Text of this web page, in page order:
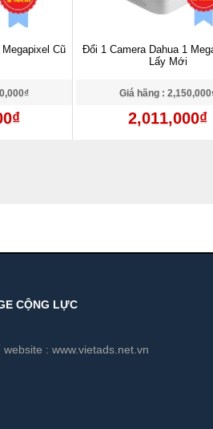
Cũ
Đổi 1 Camera Dahua 1
Lấy Mới
Giá hãng :
2,011,000₫
CỘNG LỰC
website : www.vietads.net.vn